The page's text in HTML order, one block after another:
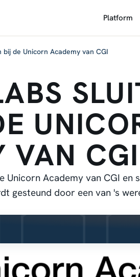
Platform
de Unicorn Academy van CGI
VAN CGI
Unicorn Academy van CGI en
gesteund door een van 's